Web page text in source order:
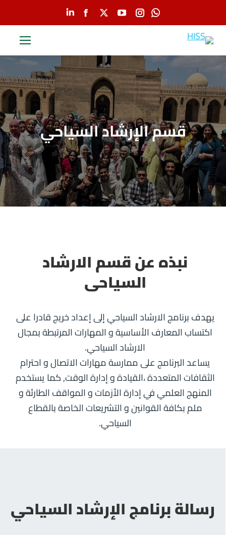
Whatsapp
page
in
new
window
Instagram
page
in
window
YouTube
page
in
new
window
page
in
new
window
Facebook
page
in
new
window
page
in
new
window
قسم الإرشاد السياحي
نبذه عن قسم الارشاد
السياحى
يهدف برنامج الارشاد السياحي إلى إعداد خريج قادرا على
اكتساب المعارف الأساسية و المهارات المرتبطة بمجال
الارشاد السياحي.
يساعد البرنامج على ممارسة مهارات الاتصال و احترام
الثقافات المتعددة ،القيادة و إدارة الوقت, كما يستخدم
المنهج العلمي في إدارة الأزمات و المواقف الطارئة و
ملم بكافة القوانين و التشريعات الخاصة بالقطاع
السياحي.
رسالة برنامج الإرشاد السياحي